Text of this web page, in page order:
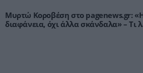
Μυρτώ Κοροβέση στο pagenews.gr:
διαφάνεια, όχι άλλα σκάνδαλα» – Τι